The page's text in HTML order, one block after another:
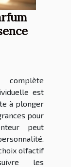
est
à plonger
pour
peut
olfactif
les